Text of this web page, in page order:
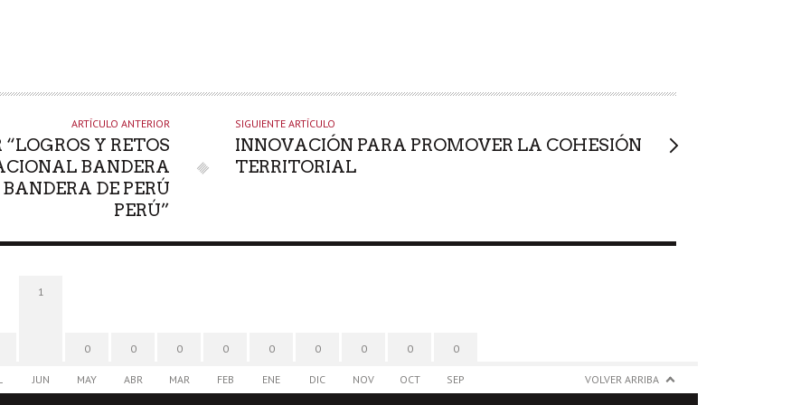
ARTÍCULO ANTERIOR
Y RETOS
BANDERA
DE PERÚ
PERÚ”
SIGUIENTE ARTÍCULO
INNOVACIÓN PARA PROMOVER LA COHESIÓN
TERRITORIAL
1
JUN
0
MAY
0
ABR
0
MAR
0
FEB
0
ENE
0
DIC
0
NOV
0
OCT
0
SEP VOLVER ARRIBA